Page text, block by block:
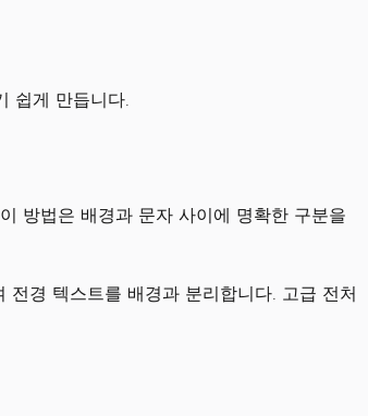
쉽게 만듭니다.
방법은 배경과 문자 사이에 명확한 구분을
경 텍스트를 배경과 분리합니다. 고급 전처